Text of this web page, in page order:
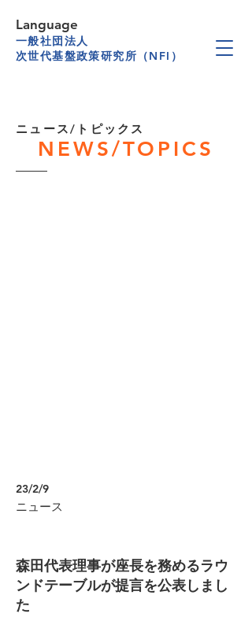
一般社団法人
次世代基盤政策研究所（NFI）
Language
​ニュース/トピックス
NEWS/TOPICS
23/2/9
ニュース
森田代表理事が座長を務めるラウ
ンドテーブルが提言を公表しまし
た